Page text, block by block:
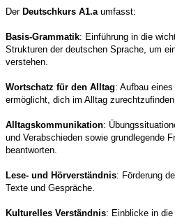
Der Deutschkurs A1.a umfasst:
Basis-Grammatik: Einführung in die
Strukturen der deutschen Sprache, um
verstehen.
Wortschatz für den Alltag: Aufbau
ermöglicht, dich im Alltag zurechtzufinden.
Alltagskommunikation:
und Verabschieden sowie grundlegende
beantworten.
Lese- und Hörverständnis: Förderung
Texte und Gespräche.
Kulturelles Verständnis: Einblicke in